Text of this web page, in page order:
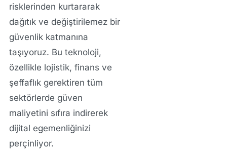
risklerinden kurtararak
dağıtık ve değiştirilemez bir
güvenlik katmanına
taşıyoruz. Bu teknoloji,
özellikle lojistik, finans ve
şeffaflık gerektiren tüm
sektörlerde güven
maliyetini sıfıra indirerek
dijital egemenliğinizi
perçinliyor.